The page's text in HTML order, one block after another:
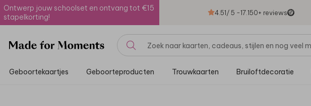
Ontwerp jouw schoolset en ontvang tot €15
stapelkorting!
4.51/ 5 -17.150+ reviews
Geboortekaartjes Geboorteproducten Trouwkaarten Bruiloftdecoratie